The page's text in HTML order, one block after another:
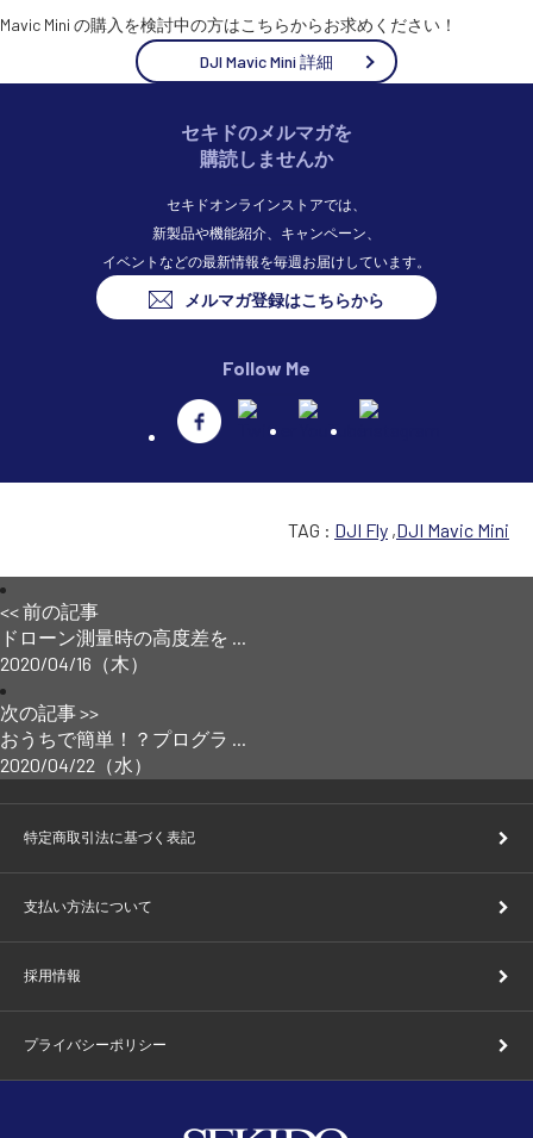
Mavic Mini の購入を検討中の方はこちらからお求めください！
DJI Mavic Mini 詳細
セキドのメルマガを
購読しませんか
セキドオンラインストアでは、
新製品や機能紹介、キャンペーン、
イベントなどの最新情報を毎週お届けしています。
メルマガ登録はこちらから
Follow Me
TAG : DJI Fly ,DJI Mavic Mini
<< 前の記事
ドローン測量時の高度差を ...
2020/04/16（木）
次の記事 >>
おうちで簡単！？プログラ ...
2020/04/22（水）
特定商取引法に基づく表記
支払い方法について
採用情報
プライバシーポリシー